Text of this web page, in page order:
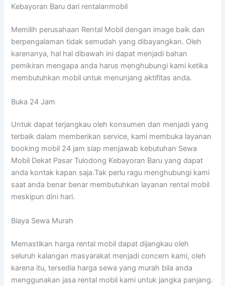
Kebayoran Baru dari rentalanmobil
Memilih perusahaan Rental Mobil dengan image baik dan
berpengalaman tidak semudah yang dibayangkan. Oleh
karenanya, hal hal dibawah ini dapat menjadi bahan
pemikiran mengapa anda harus menghubungi kami ketika
membutuhkan mobil untuk menunjang aktifitas anda.
Buka 24 Jam
Untuk dapat terjangkau oleh konsumen dan menjadi yang
terbaik dalam memberikan service, kami membuka layanan
booking mobil 24 jam siap menjawab kebutuhan Sewa
Mobil Dekat Pasar Tulodong Kebayoran Baru yang dapat
anda kontak kapan saja.Tak perlu ragu menghubungi kami
saat anda benar benar membutuhkan layanan rental mobil
meskipun dini hari.
Biaya Sewa Murah
Memastikan harga rental mobil dapat dijangkau oleh
seluruh kalangan masyarakat menjadi concern kami, oleh
karena itu, tersedia harga sewa yang murah bila anda
menggunakan jasa rental mobil kami untuk jangka panjang.